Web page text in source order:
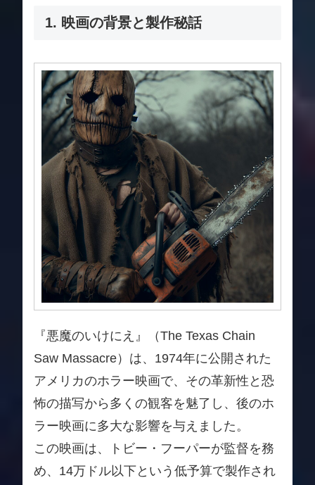
1. 映画の背景と製作秘話
『悪魔のいけにえ』（The Texas Chain
Saw Massacre）は、1974年に公開された
アメリカのホラー映画で、その革新性と恐
怖の描写から多くの観客を魅了し、後のホ
ラー映画に多大な影響を与えました。
この映画は、トビー・フーパーが監督を務
め、14万ドル以下という低予算で製作され